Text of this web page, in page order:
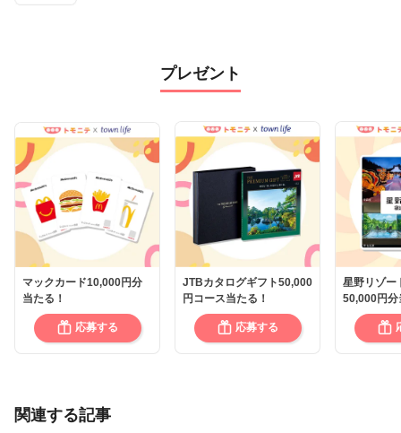
プレゼント
マックカード10,000円分
当たる！
応募する
JTBカタログギフト50,000
円コース当たる！
応募する
星野リゾー
50,000円分
関連する記事